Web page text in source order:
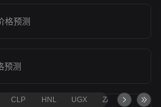
格预测
预测
CLP HNL UGX ZAR TND